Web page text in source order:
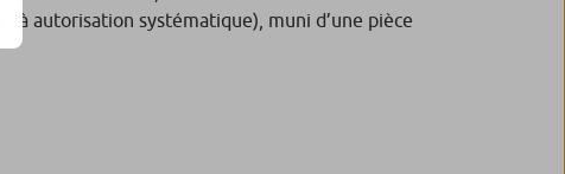
à autorisation systématique), muni d’une pièce